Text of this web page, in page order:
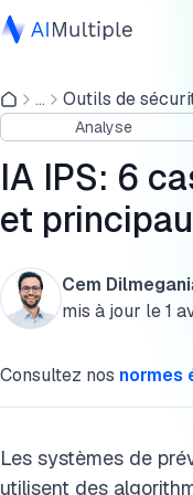
IA agentique
cybersécurité
Données
Logiciel
Services
... Outils de
Analyse
IA IPS: 6
et
Cem Dilmegani
mis à jour le1
Consultez nos normes
Les systèmes de
utilisent des
1. Réponse
3. Détection et
5. Détection et
avancées (APT)
6. Intégrations
Pourquoi les